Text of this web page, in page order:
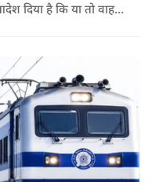
दिया है कि या तो वाहन